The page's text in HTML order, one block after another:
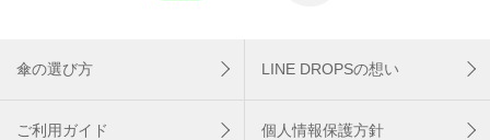
傘の選び方 LINE DROPSの想い
ご利用ガイド 個人情報保護方針